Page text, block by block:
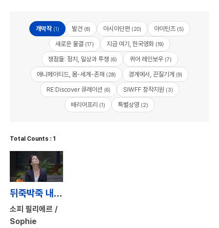
개막작(1) 발견 (8) 아시아단편 (20) 아이틴즈(5)
새로운 물결 (17) 지금 여기, 한국영화 (19)
쟁점들: 정치, 일상과 투쟁 (6) 퀴어 레인보우(7)
애니메이티드, 몸-세계-존재 (28) 경계에서, 끈질기게 (9)
RE:Discover 큐레이션 (6) SIWFF 창작지원 (3)
배리어프리 (1) 특별상영 (2)
Total Counts : 1
뒤죽박죽 내 인생 / This Life of Mine
소피 필리에르 /
Sophie